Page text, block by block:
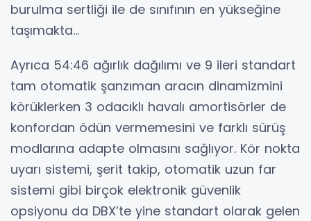
burulma sertliği ile de sınıfının en yükseğine
taşımakta...
Ayrıca 54:46 ağırlık dağılımı ve 9 ileri standart
tam otomatik şanzıman aracın dinamizmini
körüklerken 3 odacıklı havalı amortisörler de
konfordan ödün vermemesini ve farklı sürüş
modlarına adapte olmasını sağlıyor. Kör nokta
uyarı sistemi, şerit takip, otomatik uzun far
sistemi gibi birçok elektronik güvenlik
opsiyonu da DBX’te yine standart olarak gelen